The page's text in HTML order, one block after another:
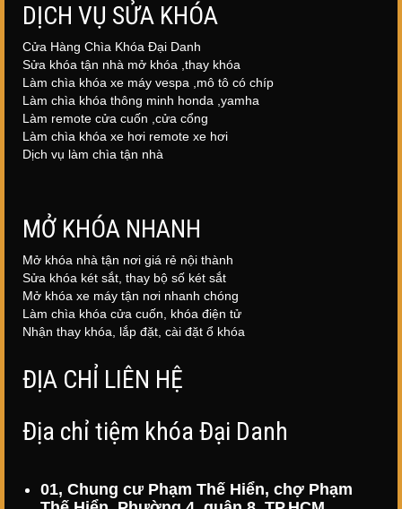
DỊCH VỤ SỬA KHÓA
Cửa Hàng Chìa Khóa Đại Danh
Sửa khóa tận nhà mở khóa ,thay khóa
Làm chìa khóa xe máy vespa ,mô tô có chíp
Làm chìa khóa thông minh honda ,yamha
Làm remote cửa cuốn ,cửa cổng
Làm chìa khóa xe hơi remote xe hơi
Dịch vụ làm chìa tận nhà
MỞ KHÓA NHANH
Mở khóa nhà tận nơi giá rẻ nội thành
Sửa khóa két sắt, thay bộ số két sắt
Mở khóa xe máy tận nơi nhanh chóng
Làm chìa khóa cửa cuốn, khóa điện tử
Nhận thay khóa, lắp đặt, cài đặt ổ khóa
ĐỊA CHỈ LIÊN HỆ
Địa chỉ tiệm khóa Đại Danh
01, Chung cư Phạm Thế Hiển, chợ Phạm